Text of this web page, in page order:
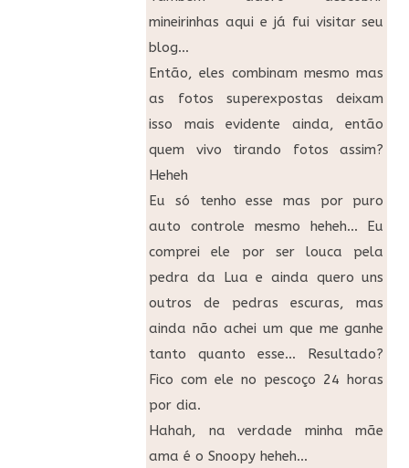
mineirinhas aqui e já fui visitar seu
blog…
Então, eles combinam mesmo mas
as fotos superexpostas deixam
isso mais evidente ainda, então
quem vivo tirando fotos assim?
Heheh
Eu só tenho esse mas por puro
auto controle mesmo heheh… Eu
comprei ele por ser louca pela
pedra da Lua e ainda quero uns
outros de pedras escuras, mas
ainda não achei um que me ganhe
tanto quanto esse… Resultado?
Fico com ele no pescoço 24 horas
por dia.
Hahah, na verdade minha mãe
ama é o Snoopy heheh…